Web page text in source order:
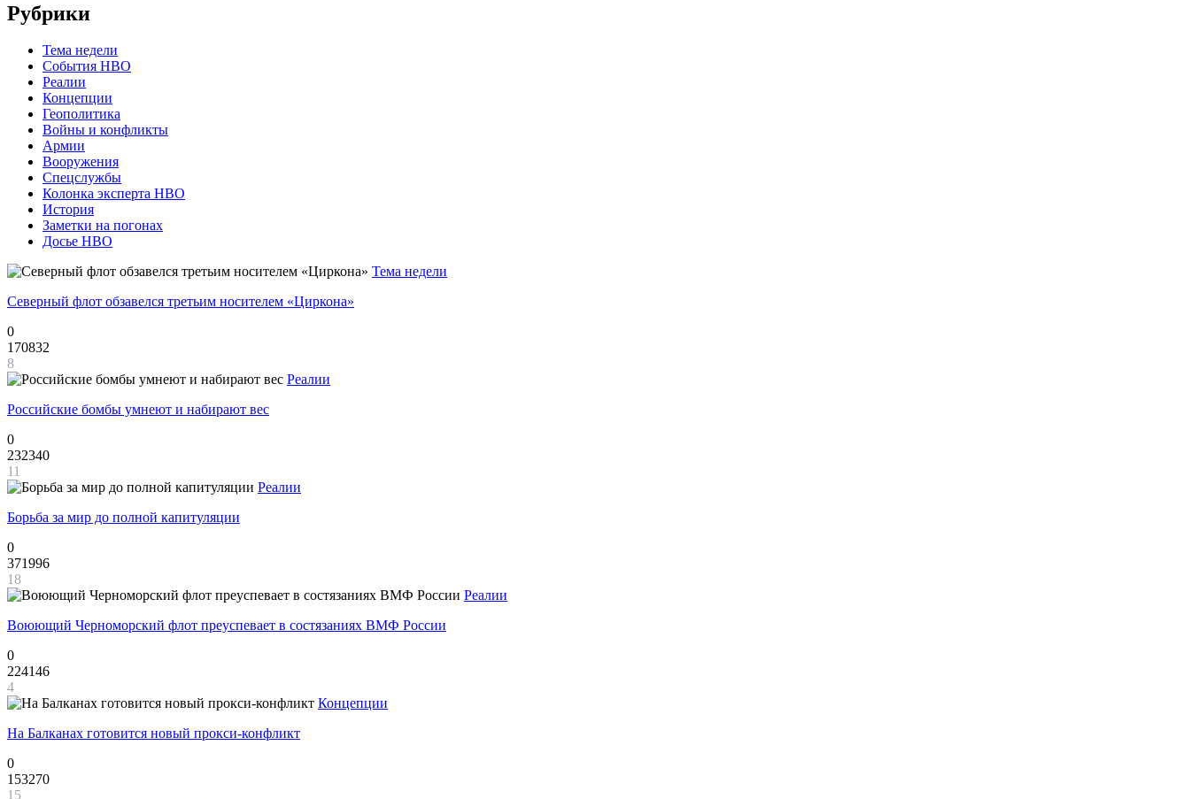
Рубрики
Тема недели
События НВО
Реалии
Концепции
Геополитика
Войны и конфликты
Армии
Вооружения
Спецслужбы
Колонка эксперта НВО
История
Заметки на погонах
Досье НВО
Тема недели
Северный флот обзавелся третьим носителем «Циркона»
0
170832
8
Реалии
Российские бомбы умнеют и набирают вес
0
232340
11
Реалии
Борьба за мир до полной капитуляции
0
371996
18
Реалии
Воюющий Черноморский флот преуспевает в состязаниях ВМФ России
0
224146
4
Концепции
На Балканах готовится новый прокси-конфликт
0
153270
15